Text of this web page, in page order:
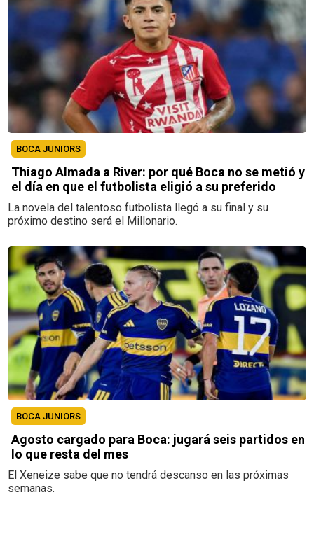
BOCA JUNIORS
Thiago Almada a River: por qué Boca no se metió y
el día en que el futbolista eligió a su preferido
La novela del talentoso futbolista llegó a su final y su
próximo destino será el Millonario.
BOCA JUNIORS
Agosto cargado para Boca: jugará seis partidos en
lo que resta del mes
El Xeneize sabe que no tendrá descanso en las próximas
semanas.